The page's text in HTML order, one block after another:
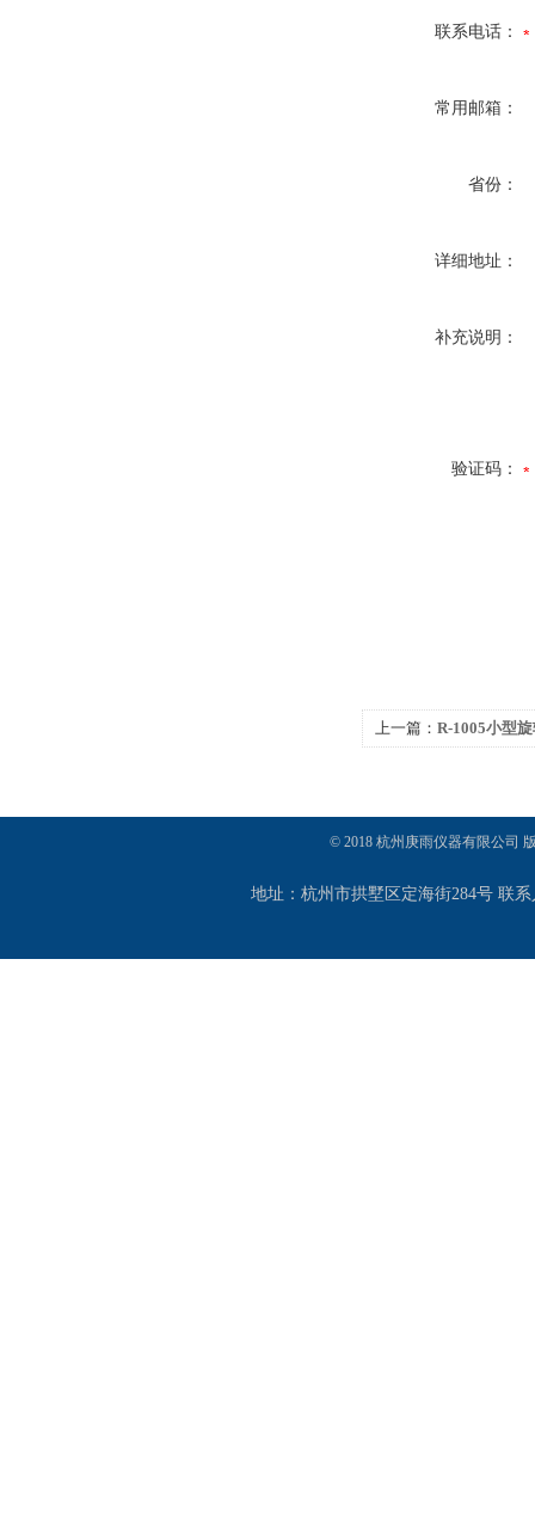
联系电话：
常用邮箱：
省份：
详细地址：
补充说明：
验证码：
上一篇： R-1005小型
© 2018 杭州庚雨仪器有限公司
地址：杭州市拱墅区定海街284号 联